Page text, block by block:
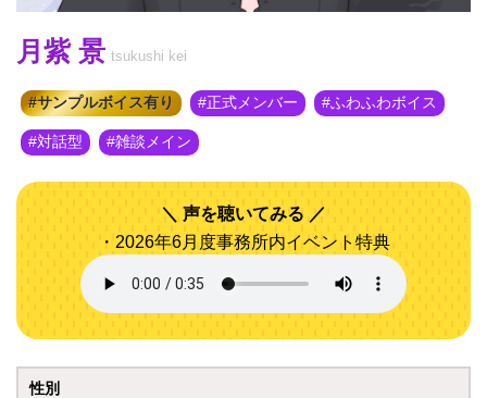
月紫 景 tsukushi kei
サンプルボイス有り 正式メンバー ふわふわボイス
対話型 雑談メイン
声を聴いてみる
・2026年6月度事務所内イベント特典
性別